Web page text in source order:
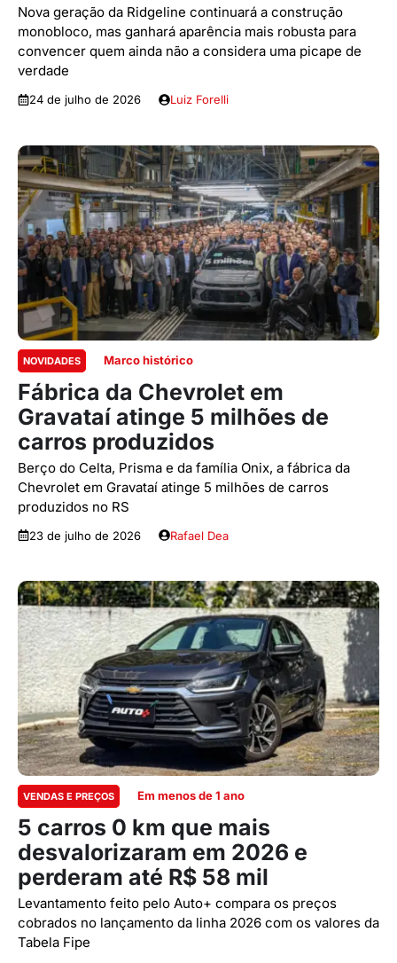
Nova geração da Ridgeline continuará a construção
monobloco, mas ganhará aparência mais robusta para
convencer quem ainda não a considera uma picape de
verdade
24 de julho de 2026 Luiz Forelli
NOVIDADES Marco histórico
Fábrica da Chevrolet em
Gravataí atinge 5 milhões de
carros produzidos
Berço do Celta, Prisma e da família Onix, a fábrica da
Chevrolet em Gravataí atinge 5 milhões de carros
produzidos no RS
23 de julho de 2026 Rafael Dea
VENDAS E PREÇOS Em menos de 1 ano
5 carros 0 km que mais
desvalorizaram em 2026 e
perderam até R$ 58 mil
Levantamento feito pelo Auto+ compara os preços
cobrados no lançamento da linha 2026 com os valores da
Tabela Fipe